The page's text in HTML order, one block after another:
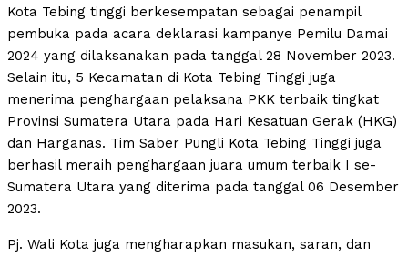
Kota Tebing tinggi berkesempatan sebagai penampil
pembuka pada acara deklarasi kampanye Pemilu Damai
2024 yang dilaksanakan pada tanggal 28 November 2023.
Selain itu, 5 Kecamatan di Kota Tebing Tinggi juga
menerima penghargaan pelaksana PKK terbaik tingkat
Provinsi Sumatera Utara pada Hari Kesatuan Gerak (HKG)
dan Harganas. Tim Saber Pungli Kota Tebing Tinggi juga
berhasil meraih penghargaan juara umum terbaik I se-
Sumatera Utara yang diterima pada tanggal 06 Desember
2023.
Pj. Wali Kota juga mengharapkan masukan, saran, dan